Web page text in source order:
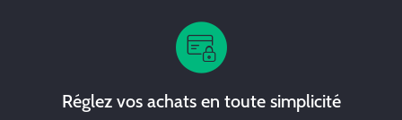
Réglez vos achats en toute simplicité